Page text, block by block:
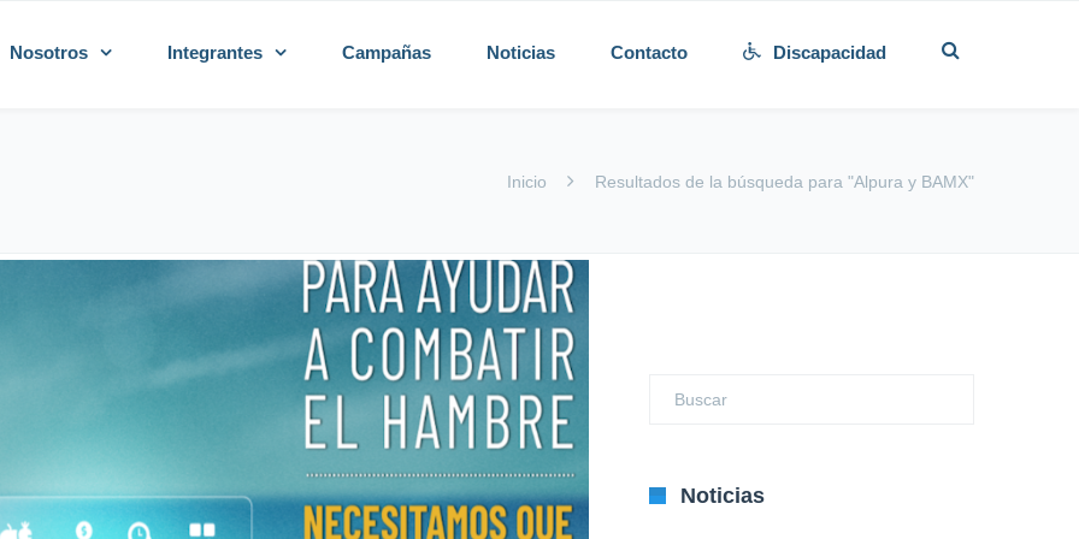
Nosotros Integrantes Campañas Noticias Contacto Discapacidad
Inicio Resultados de la búsqueda para "Alpura y BAMX"
Noticias